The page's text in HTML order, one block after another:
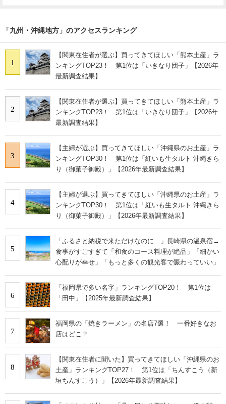
「九州・沖縄地方」のアクセスランキング
1
【関東在住者が選ぶ】買ってきてほしい「熊本土産」ラ
ンキングTOP23！ 第1位は「いきなり団子」【2026年
最新調査結果】
2
【関東在住者が選ぶ】買ってきてほしい「熊本土産」ラ
ンキングTOP23！ 第1位は「いきなり団子」【2026年
最新調査結果】
3
【主婦が選ぶ】買ってきてほしい「沖縄県のお土産」ラ
ンキングTOP30！ 第1位は「紅いも生タルト 沖縄きら
り（御菓子御殿）」【2026年最新調査結果】
4
【主婦が選ぶ】買ってきてほしい「沖縄県のお土産」ラ
ンキングTOP30！ 第1位は「紅いも生タルト 沖縄きら
り（御菓子御殿）」【2026年最新調査結果】
5
「ふるさと納税で来ただけなのに…」長崎県の温泉宿→
食事がすごすぎて「和食のコース料理が絶品」「細かい
心配りが幸せ」「もっと多くの観光客で賑わっていい」
6
「福岡県で多い名字」ランキングTOP20！ 第1位は
「田中」【2025年最新調査結果】
7
福岡県の「焼きラーメン」の名店7選！ 一番好きなお
店はどこ？
8
【関東在住者に聞いた】買ってきてほしい「沖縄県のお
土産」ランキングTOP27！ 第1位は「ちんすこう（新
垣ちんすこう）」【2026年最新調査結果】